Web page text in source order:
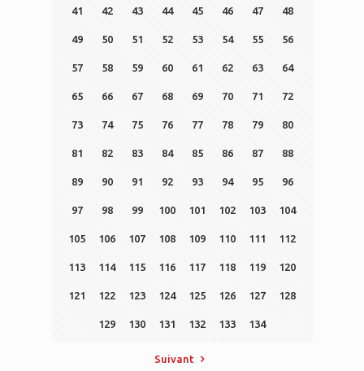
41 42 43 44 45 46 47 48
49 50 51 52 53 54 55 56
57 58 59 60 61 62 63 64
65 66 67 68 69 70 71 72
73 74 75 76 77 78 79 80
81 82 83 84 85 86 87 88
89 90 91 92 93 94 95 96
97 98 99 100 101 102 103 104
105 106 107 108 109 110 111 112
113 114 115 116 117 118 119 120
121 122 123 124 125 126 127 128
129 130 131 132 133 134
Suivant